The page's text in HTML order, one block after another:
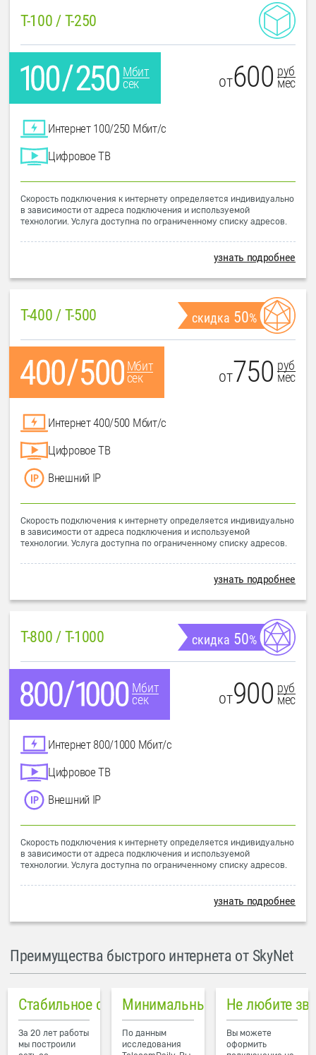
T-100 / T-250
Мбит
сек
от600 руб
мес
Интернет 100/250 Мбит/с
Цифровое ТВ
Скорость подключения к интернету определяется индивидуально
в зависимости от адреса подключения и используемой
технологии. Услуга доступна по ограниченному списку адресов.
узнать подробнее
T-400 / T-500 скидка 50%
Мбит
сек
от750 руб
мес
Интернет 400/500 Мбит/с
Цифровое ТВ
Внешний IP
Скорость подключения к интернету определяется индивидуально
в зависимости от адреса подключения и используемой
технологии. Услуга доступна по ограниченному списку адресов.
узнать подробнее
T-800 / T-1000 скидка 50%
Мбит
сек
от900 руб
мес
Интернет 800/1000 Мбит/с
Цифровое ТВ
Внешний IP
Скорость подключения к интернету определяется индивидуально
в зависимости от адреса подключения и используемой
технологии. Услуга доступна по ограниченному списку адресов.
узнать подробнее
Преимущества быстрого интернета от SkyNet
Стабильное соединение
За 20 лет работы
мы построили
Минимальный пинг в городе
По данным
исследования
Не любите
Вы можете
оформить